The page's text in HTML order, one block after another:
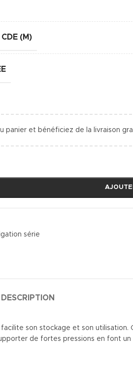
(M)
panier et bénéficiez de la livraison
série
DESCRIPTION
son stockage et son
de fortes pressions en font